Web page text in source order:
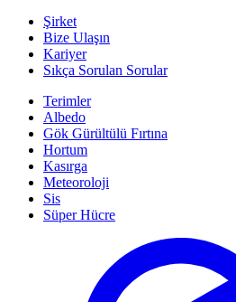
Şirket
Bize Ulaşın
Kariyer
Sıkça Sorulan Sorular
Terimler
Albedo
Gök Gürültülü Fırtına
Hortum
Kasırga
Meteoroloji
Sis
Süper Hücre